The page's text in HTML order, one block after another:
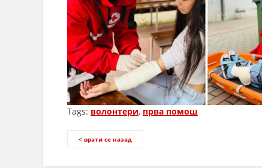
Tags: волонтери, прва помош
< врати се назад